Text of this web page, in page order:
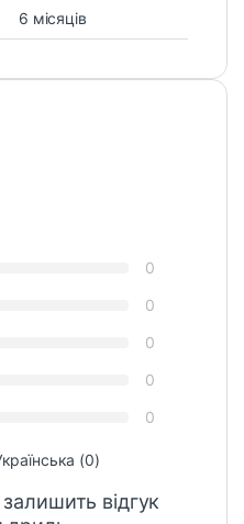
6 місяців
0
0
0
0
0
(0)
відгук